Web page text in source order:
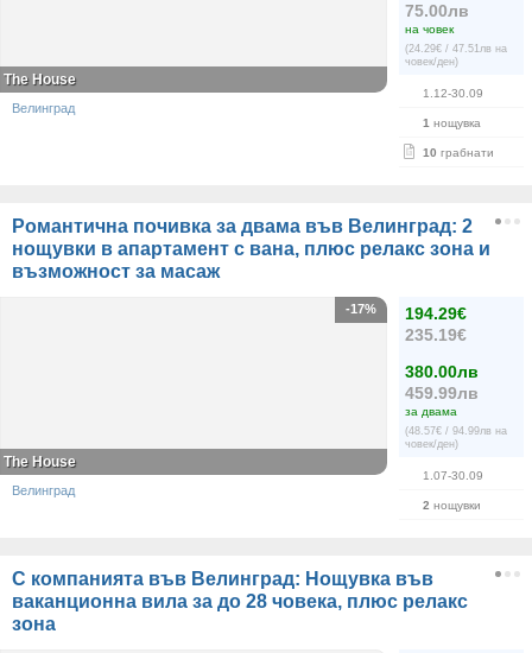
75.00лв
на човек
(24.29€ / 47.51лв на
човек/ден)
1.12-30.09
1 нощувка
10 грабнати
The House
Велинград
Романтична почивка за двама във Велинград: 2
нощувки в апартамент с вана, плюс релакс зона и
възможност за масаж
194.29€
235.19€
380.00лв
459.99лв
за двама
(48.57€ / 94.99лв на
човек/ден)
1.07-30.09
2 нощувки
-17%
The House
Велинград
С компанията във Велинград: Нощувка във
ваканционна вила за до 28 човека, плюс релакс
зона